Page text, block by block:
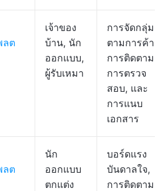
ลต
เจ้าของ
บ้าน, นัก
ออกแบบ,
ผู้รับเหมา
การจัดกลุ่ม
ตามการค้า,
การติดตาม
การตรวจ
สอบ, และ
การแนบ
เอกสาร
ลต
นัก
ออกแบบ
ตกแต่ง
บอร์ดแรง
บันดาลใจ,
การติดตามผู้